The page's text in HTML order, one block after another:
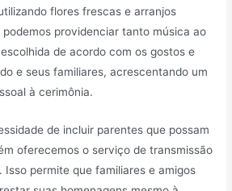
flores frescas e arranjos
providenciar tanto música ao
de acordo com os gostos e
e seus familiares, acrescentando um
à cerimônia.
de incluir parentes que possam
oferecemos o serviço de transmissão
Isso permite que familiares e amigos